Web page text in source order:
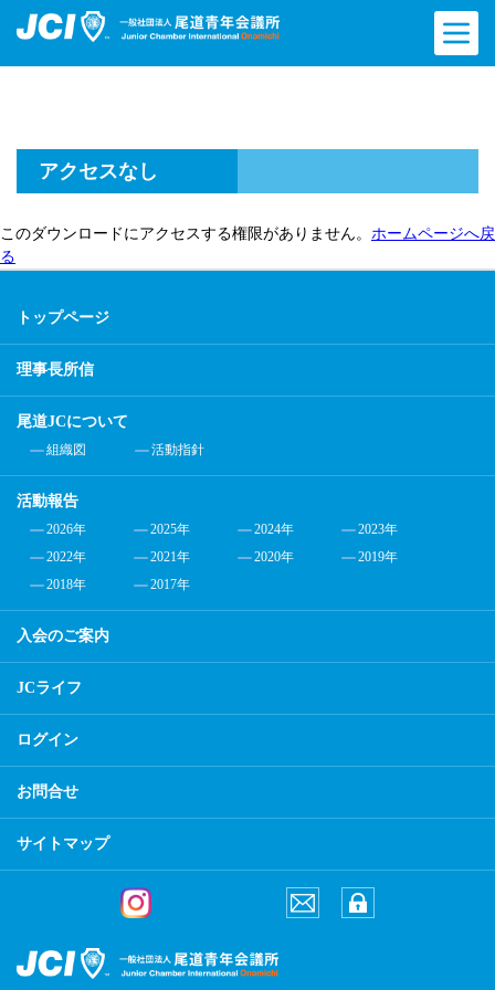
アクセスなし
このダウンロードにアクセスする権限がありません。 ホームページへ戻
る
トップページ
理事長所信
尾道JCについて
組織図 活動指針
活動報告
2026年 2025年 2024年
2023年
2022年
2021年 2020年
2019年
2018年
2017年
入会のご案内
JCライフ
ログイン
お問合せ
サイトマップ